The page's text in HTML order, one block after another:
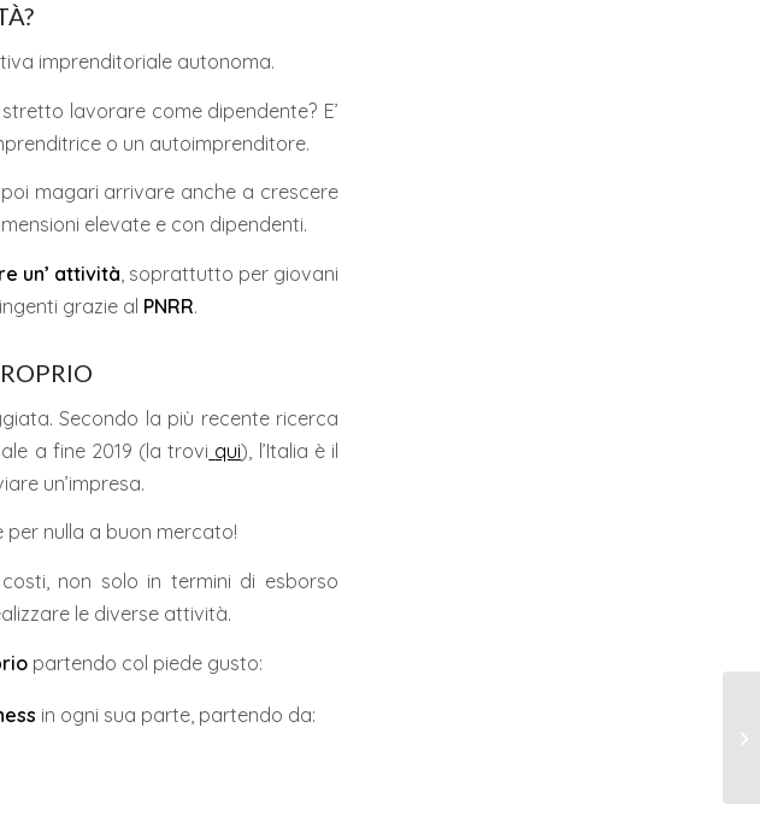
imprenditoriale autonoma.
lavorare come dipendente? E’
o un autoimprenditore.
magari arrivare anche a crescere
elevate e con dipendenti.
un’ attività , soprattutto per giovani
grazie al PNRR.
Secondo la più recente ricerca
a fine 2019 (la trovi qui), l’Italia è il
un’impresa.
per nulla a buon mercato!
non solo in termini di esborso
le diverse attività.
partendo col piede gusto:
in ogni sua parte, partendo da: